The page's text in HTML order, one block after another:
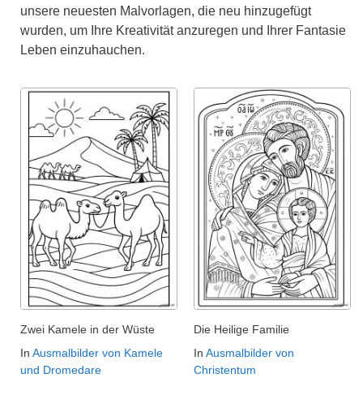
unsere neuesten Malvorlagen, die neu hinzugefügt
wurden, um Ihre Kreativität anzuregen und Ihrer Fantasie
Leben einzuhauchen.
Zwei Kamele in der Wüste
In Ausmalbilder von Kamele
und Dromedare
Die Heilige Familie
In Ausmalbilder von
Christentum